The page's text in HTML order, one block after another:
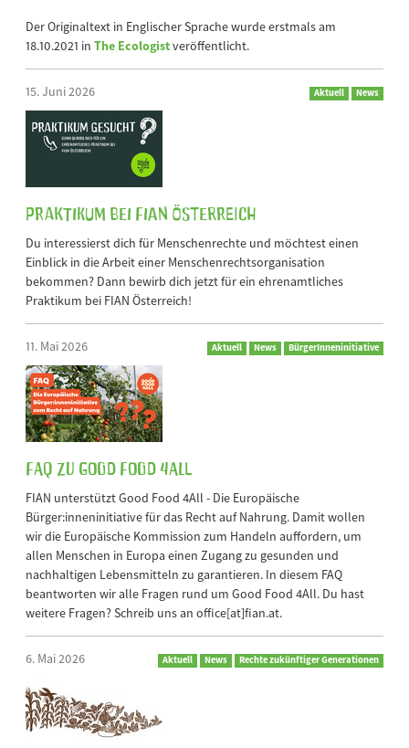
Der Originaltext in Englischer Sprache wurde erstmals am
18.10.2021 in The Ecologistveröffentlicht.
15. Juni 2026 Aktuell News
Praktikum bei FIAN Österreich
Du interessierst dich für Menschenrechte und möchtest einen
Einblick in die Arbeit einer Menschenrechtsorganisation
bekommen? Dann bewirb dich jetzt für ein ehrenamtliches
Praktikum bei FIAN Österreich!
11. Mai 2026 Aktuell News BürgerInneninitiative
FAQ zu Good Food 4All
FIAN unterstützt Good Food 4All - Die Europäische
Bürger:inneninitiative für das Recht auf Nahrung. Damit wollen
wir die Europäische Kommission zum Handeln auffordern, um
allen Menschen in Europa einen Zugang zu gesunden und
nachhaltigen Lebensmitteln zu garantieren. In diesem FAQ
beantworten wir alle Fragen rund um Good Food 4All. Du hast
weitere Fragen? Schreib uns an office[at]fian.at.
6. Mai 2026 Aktuell News Rechte zukünftiger Generationen